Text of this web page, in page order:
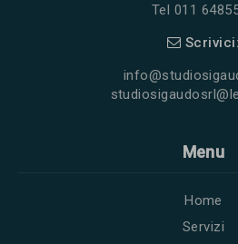
Tel 011
Scrivici:
Menu
Home
Servizi